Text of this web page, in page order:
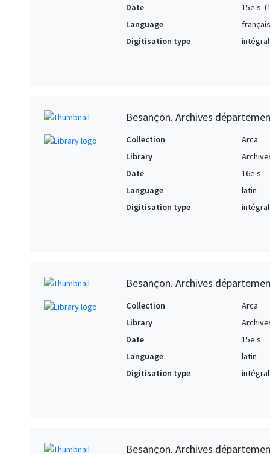
Date
15e s.
Language
français
Digitisation type
intégral
Besançon. Archives
Collection
Arca
Library
Date
16e s.
Language
latin
Digitisation type
intégral
Besançon. Archives
Collection
Arca
Library
Date
15e s.
Language
latin
Digitisation type
intégral
Besançon. Archives